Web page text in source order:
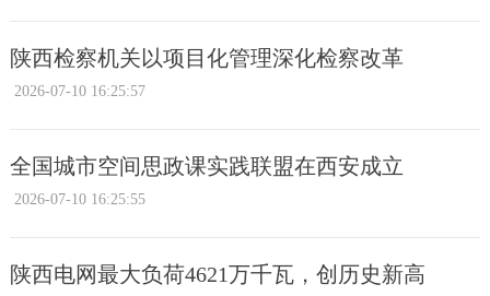
陕西检察机关以项目化管理深化检察改革
2026-07-10 16:25:57
全国城市空间思政课实践联盟在西安成立
2026-07-10 16:25:55
陕西电网最大负荷4621万千瓦，创历史新高